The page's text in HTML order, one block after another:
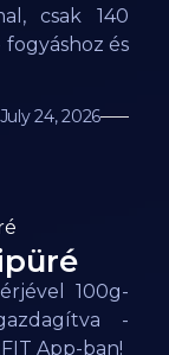
csak 140
fogyáshoz és
July 24, 2026
100g-
-
App-ban!